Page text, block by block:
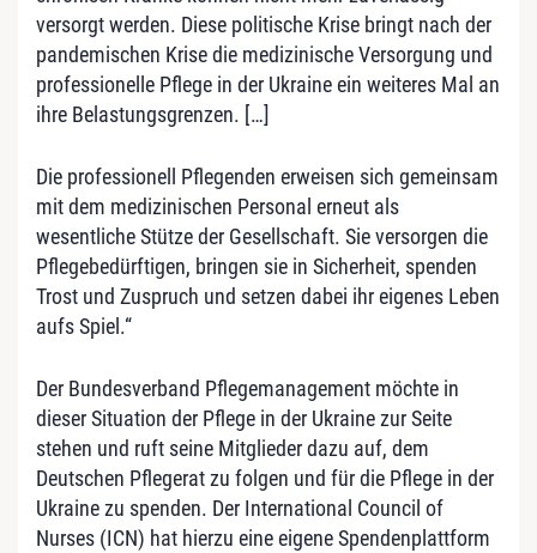
versorgt werden. Diese politische Krise bringt nach der
pandemischen Krise die medizinische Versorgung und
professionelle Pflege in der Ukraine ein weiteres Mal an
ihre Belastungsgrenzen. […]
Die professionell Pflegenden erweisen sich gemeinsam
mit dem medizinischen Personal erneut als
wesentliche Stütze der Gesellschaft. Sie versorgen die
Pflegebedürftigen, bringen sie in Sicherheit, spenden
Trost und Zuspruch und setzen dabei ihr eigenes Leben
aufs Spiel.“
Der Bundesverband Pflegemanagement möchte in
dieser Situation der Pflege in der Ukraine zur Seite
stehen und ruft seine Mitglieder dazu auf, dem
Deutschen Pflegerat zu folgen und für die Pflege in der
Ukraine zu spenden. Der International Council of
Nurses (ICN) hat hierzu eine eigene Spendenplattform